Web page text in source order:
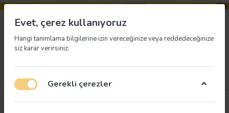
Evet, çerez kullanıyoruz
Hangi tanımlama bilgilerine izin vereceğinize veya reddedeceğinize
siz karar verirsiniz.
Gerekli çerezler